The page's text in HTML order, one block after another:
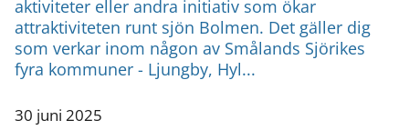
aktiviteter eller andra initiativ som ökar
attraktiviteten runt sjön Bolmen. Det gäller dig
som verkar inom någon av Smålands Sjörikes
fyra kommuner - Ljungby, Hyl...
30 juni 2025